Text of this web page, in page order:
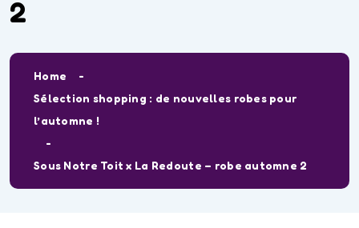
2
Home
Sélection shopping : de nouvelles robes pour
l’automne !
Sous Notre Toit x La Redoute – robe automne 2